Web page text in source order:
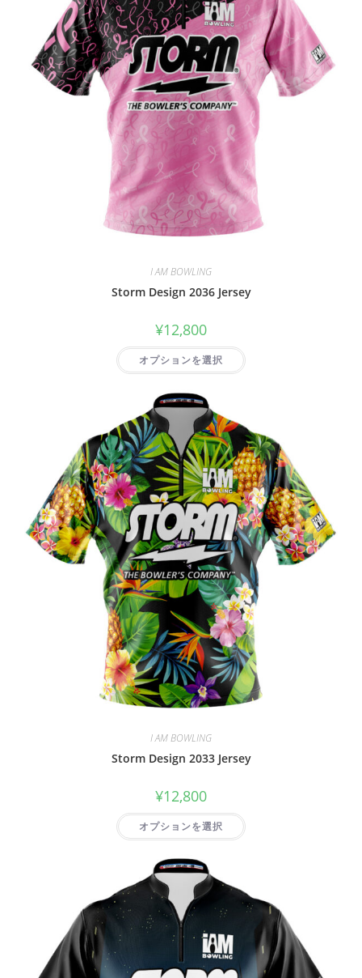
I AM BOWLING
Storm Design 2036 Jersey
¥12,800
オプションを選択
I AM BOWLING
Storm Design 2033 Jersey
¥12,800
オプションを選択